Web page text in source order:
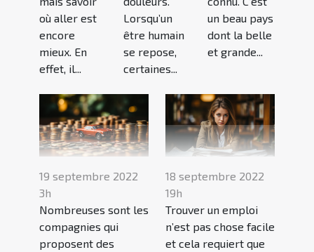
où aller est
encore
mieux. En
effet, il...
Lorsqu’un
être humain
se repose,
certaines...
un beau pays
dont la belle
et grande...
19 septembre 2022
3h
Nombreuses sont les
compagnies qui
proposent des
18 septembre 2022
19h
Trouver un emploi
n’est pas chose facile
et cela requiert que